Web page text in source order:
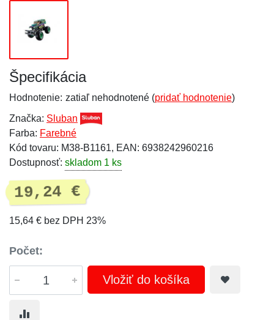
Špecifikácia
Hodnotenie: zatiaľ nehodnotené (pridať hodnotenie)
Značka: Sluban
Farba: Farebné
Kód tovaru: M38-B1161, EAN: 6938242960216
Dostupnosť: skladom 1 ks
19,24 €
15,64 € bez DPH 23%
Počet:
Vložiť do košíka